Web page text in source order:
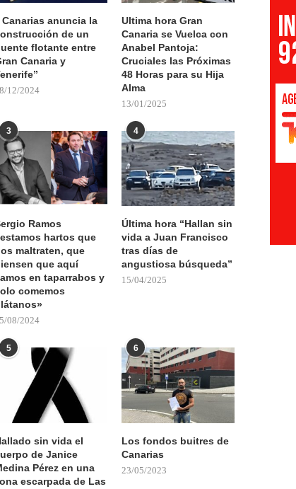
Canarias anuncia la
de un
flotante entre
Canaria y
12/2024
Ultima hora Gran
Canaria se Vuelca con
Anabel Pantoja:
Cruciales las Próximas
48 Horas para su Hija
Alma
13/01/2025
3
Ramos
hartos que
maltraten, que
que aquí
en taparrabos y
comemos
08/2024
4
Última hora “Hallan sin
vida a Juan Francisco
tras días de
angustiosa búsqueda”
15/04/2025
5
sin vida el
de Janice
Pérez en una
escarpada de Las
6
Los fondos buitres de
Canarias
23/05/2023